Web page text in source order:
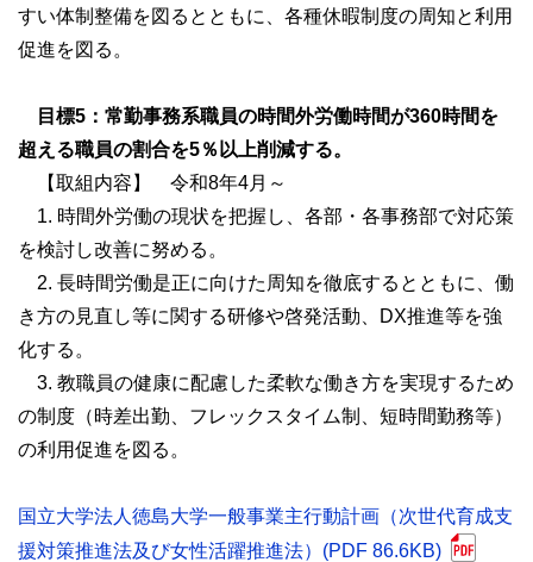
すい体制整備を図るとともに、各種休暇制度の周知と利用
促進を図る。
目標5：常勤事務系職員の時間外労働時間が360時間を
超える職員の割合を5％以上削減する。
【取組内容】 令和8年4月～
1. 時間外労働の現状を把握し、各部・各事務部で対応策
を検討し改善に努める。
2. 長時間労働是正に向けた周知を徹底するとともに、働
き方の見直し等に関する研修や啓発活動、DX推進等を強
化する。
3. 教職員の健康に配慮した柔軟な働き方を実現するため
の制度（時差出勤、フレックスタイム制、短時間勤務等）
の利用促進を図る。
国立大学法人徳島大学一般事業主行動計画（次世代育成支
援対策推進法及び女性活躍推進法）(PDF 86.6KB)